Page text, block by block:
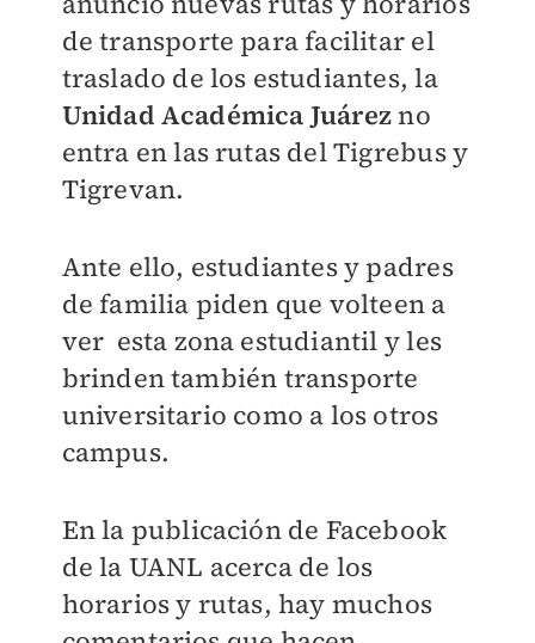
de transporte para facilitar el
traslado de los estudiantes, la
Unidad Académica Juárezno
entra en las rutas del Tigrebus y
Tigrevan.
Ante ello, estudiantes y padres
de familia piden que volteen a
ver esta zona estudiantil y les
brinden también transporte
universitario como a los otros
campus.
En la publicación de Facebook
de la UANL acerca de los
horarios y rutas, hay muchos